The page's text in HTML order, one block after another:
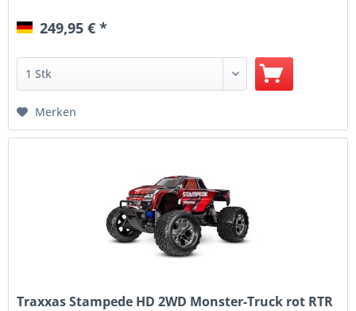
249,95 € *
Merken
Traxxas Stampede HD 2WD Monster-Truck rot RTR